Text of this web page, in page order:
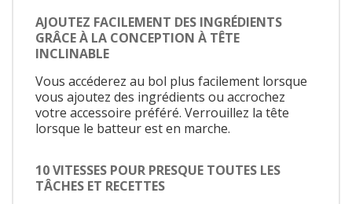
AJOUTEZ FACILEMENT DES INGRÉDIENTS
GRÂCE À LA CONCEPTION À TÊTE
INCLINABLE
Vous accéderez au bol plus facilement lorsque
vous ajoutez des ingrédients ou accrochez
votre accessoire préféré. Verrouillez la tête
lorsque le batteur est en marche.
10 VITESSES POUR PRESQUE TOUTES LES
TÂCHES ET RECETTES